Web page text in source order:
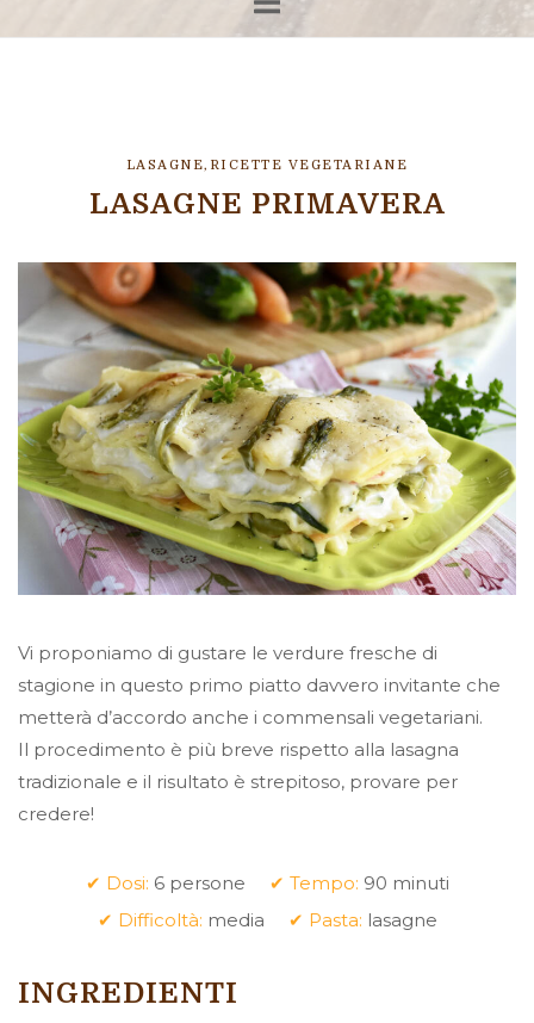
LASAGNE, RICETTE VEGETARIANE
LASAGNE PRIMAVERA
Vi proponiamo di gustare le verdure fresche di
stagione in questo primo piatto davvero invitante che
metterà d’accordo anche i commensali vegetariani.
Il procedimento è più breve rispetto alla lasagna
tradizionale e il risultato è strepitoso, provare per
credere!
✔ Dosi: 6 persone ✔ Tempo: 90 minuti
✔ Difficoltà: media ✔ Pasta: lasagne
INGREDIENTI